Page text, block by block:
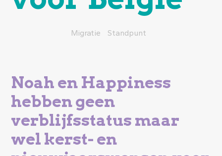
Migratie Standpunt
Noah en Happiness
hebben geen
verblijfsstatus maar
wel kerst- en